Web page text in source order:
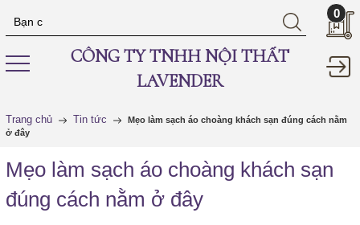
CÔNG TY TNHH NỘI THẤT
LAVENDER
0
Trang chủ Tin tức
Mẹo làm sạch áo choàng khách sạn đúng cách nằm
ở đây
Mẹo làm sạch áo choàng khách sạn
đúng cách nằm ở đây